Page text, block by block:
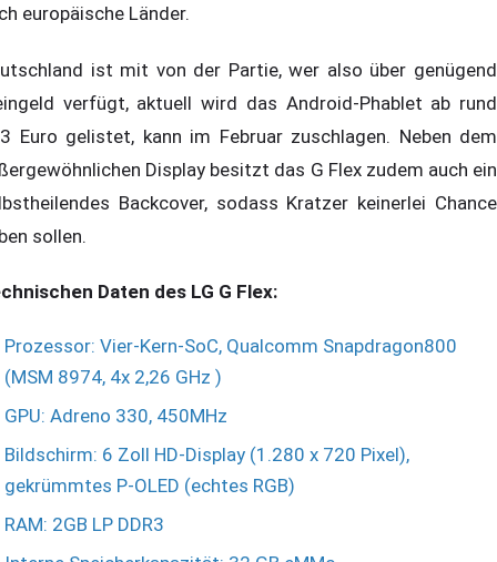
europäische Länder.
ist mit von der Partie, wer also über genügend
verfügt, aktuell wird das Android-Phablet ab rund
Euro gelistet, kann im Februar zuschlagen. Neben dem
Display besitzt das G Flex zudem auch ein
Backcover, sodass Kratzer keinerlei Chance
sollen.
Daten des LG G Flex:
Prozessor: Vier-Kern-SoC, Qualcomm Snapdragon800
(MSM 8974, 4x 2,26 GHz )
GPU: Adreno 330, 450MHz
Bildschirm: 6 Zoll HD-Display (1.280 x 720 Pixel),
gekrümmtes P-OLED (echtes RGB)
RAM: 2GB LP DDR3